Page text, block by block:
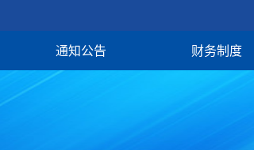
通知公告 财务制度